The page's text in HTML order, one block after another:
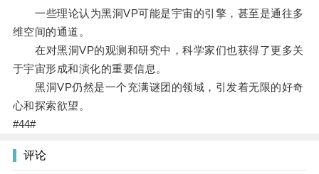
一些理论认为黑洞VP可能是宇宙的引擎，甚至是通往多
维空间的通道。
在对黑洞VP的观测和研究中，科学家们也获得了更多关
于宇宙形成和演化的重要信息。
黑洞VP仍然是一个充满谜团的领域，引发着无限的好奇
心和探索欲望。
#44#
评论